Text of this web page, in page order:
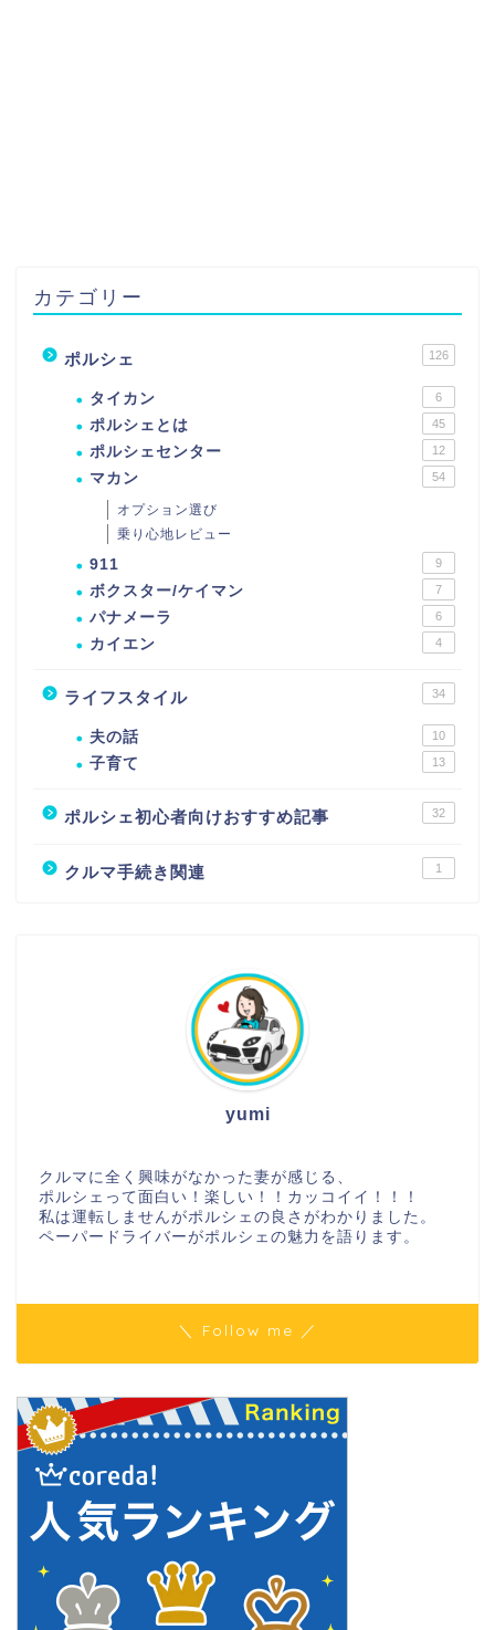
カテゴリー
ポルシェ 126
タイカン 6
ポルシェとは 45
ポルシェセンター 12
マカン 54
オプション選び
乗り心地レビュー
911 9
ボクスター/ケイマン 7
パナメーラ 6
カイエン 4
ライフスタイル 34
夫の話 10
子育て 13
ポルシェ初心者向けおすすめ記事 32
クルマ手続き関連 1
yumi
クルマに全く興味がなかった妻が感じる、
ポルシェって面白い！楽しい！！カッコイイ！！！
私は運転しませんがポルシェの良さがわかりました。
ペーパードライバーがポルシェの魅力を語ります。
＼ Follow me ／